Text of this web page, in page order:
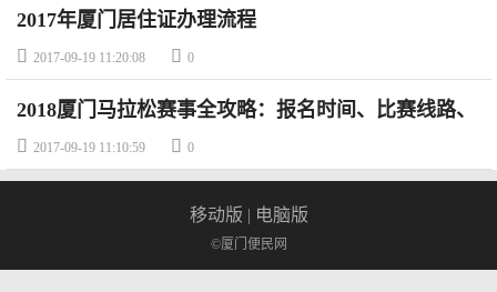
2017年厦门居住证办理流程
 2017-09-19 11:20:08  0
2018厦门马拉松赛事全攻略：报名时间、比赛线路、
比赛奖金
 2017-09-19 11:10:59  0
移动版 | 电脑版
©厦门便民网